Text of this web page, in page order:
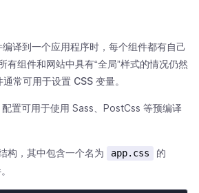
译到一个应用程序时，每个组件都有自己
有组件和网站中具有“全局”样式的情况仍然
常可用于设置 CSS 变量。
配置可用于使用 Sass、PostCss 等预编译
构，其中包含一个名为 app.css
的